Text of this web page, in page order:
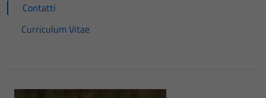
Contatti
Curriculum Vitae